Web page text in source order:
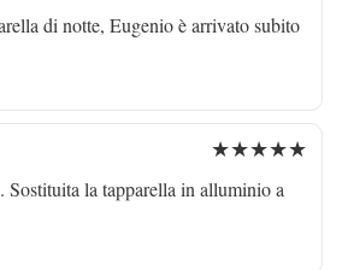
di notte, Eugenio è arrivato subito
★★★★★
Sostituita la tapparella in alluminio a